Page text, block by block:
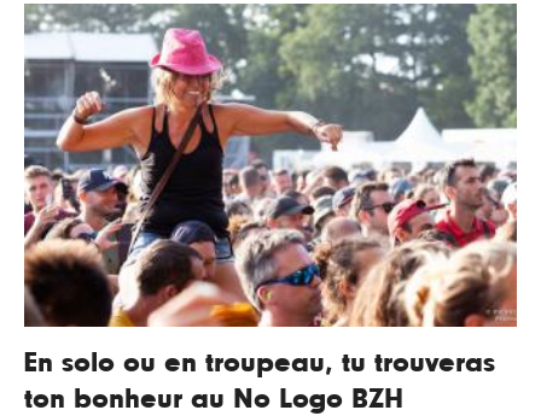
En solo ou en troupeau, tu trouveras
ton bonheur au No Logo BZH